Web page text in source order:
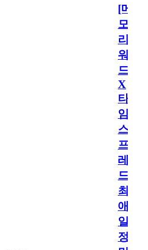
[메
모
리
워
드
X
타
임
스
프
레
드]
최
애
일
정